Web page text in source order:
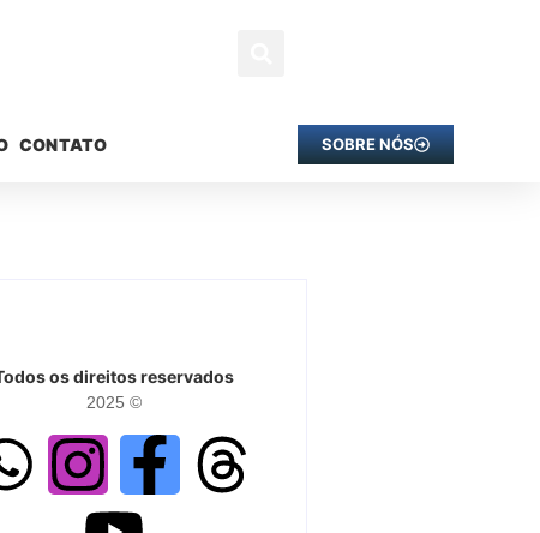
CONTATO SOBRE NÓS
os direitos reservados
2025 ©